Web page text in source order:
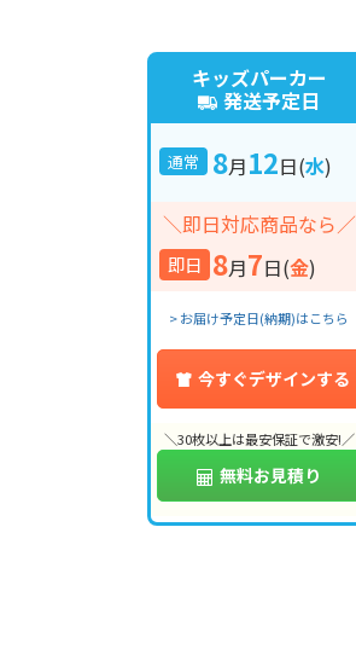
キッズパーカー
発送予定日
通常 8月12日(水)
＼即日対応商品なら／
即日 8月7日(金)
> お届け予定日(納期)はこちら
今すぐデザインする
＼30枚以上は最安保証で激安!／
無料お見積り